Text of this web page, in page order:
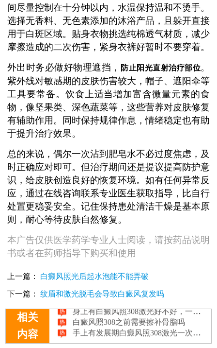
间尽量控制在十分钟以内，水温保持温和不烫手。
选择无香料、无色素添加的沐浴产品，且躲开直接
用于白斑区域。贴身衣物挑选纯棉透气材质，减少
摩擦造成的二次伤害，紧身衣裤好暂时不要穿着。
外出时务必做好物理遮挡，
防止阳光直射治疗部位。
紫外线对敏感期的皮肤伤害较大，帽子、遮阳伞等
工具要常备。饮食上适当增加富含微量元素的食
物，像坚果类、深色蔬菜等，这些营养对皮肤修复
有辅助作用。同时保持规律作息，情绪稳定也有助
于提升治疗效果。
总的来说，偶尔一次沾到肥皂水不必过度焦虑，及
时正确应对即可。但治疗期间还是提议提高防护意
识，给皮肤创造良好的恢复环境。如有任何异常反
应，通过在线咨询联系专业医生获取指导，比自行
处置更稳妥安全。记住保持患处清洁干燥是基本原
则，耐心等待皮肤自然修复。
本广告仅供医学药学专业人士阅读，请按药品说明
书或者在药师指导下购买和使用
上一篇： 白癜风照光后起水泡能不能弄破
下一篇： 纹眉和激光脱毛会导致白癜风复发吗
相关
内容
白癜风照308之前需要擦补骨脂吗
手上有发展期白癜风照308激光一次多少钱
7岁孩子有白癜风照308几次能好